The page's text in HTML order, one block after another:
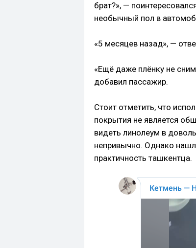
брат?», —
необычный пол в
«5 месяцев назад», —
«Ещё даже плёнку не
добавил пассажир.
Стоит отметить, что
покрытия не является
видеть линолеум в
непривычно. Однако
практичность ташкентца.